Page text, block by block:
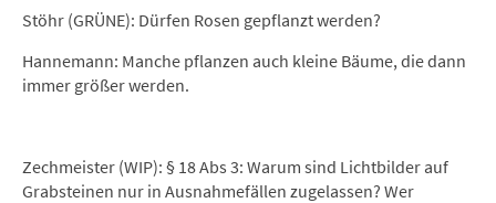
Stöhr (GRÜNE): Dürfen Rosen gepflanzt werden?
Hannemann: Manche pflanzen auch kleine Bäume, die dann
immer größer werden.
Zechmeister (WIP): § 18 Abs 3: Warum sind Lichtbilder auf
Grabsteinen nur in Ausnahmefällen zugelassen? Wer